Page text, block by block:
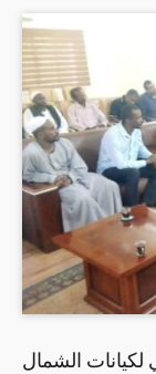
لكيانات الشمال